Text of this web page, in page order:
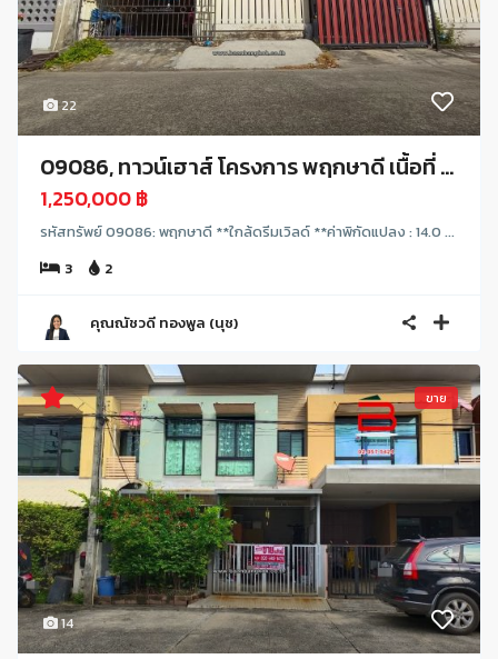
22
09086, ทาวน์เฮาส์ โครงการ พฤกษาดี เนื้อที่ ...
1,250,000 ฿
รหัสทรัพย์ 09086: พฤกษาดี **ใกล้ดรีมเวิลด์ **ค่าพิกัดแปลง : 14.0 ...
3
2
คุณณัชวดี ทองพูล (นุช)
14
ขาย